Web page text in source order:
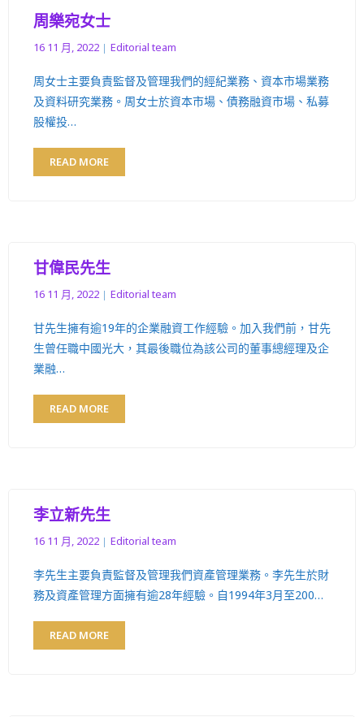
周樂宛女士
16 11 月, 2022 Editorial team
周女士主要負責監督及管理我們的經紀業務、資本市場業務
及資料研究業務。周女士於資本市場、債務融資市場、私募
股權投…
READ MORE
甘偉民先生
16 11 月, 2022 Editorial team
甘先生擁有逾19年的企業融資工作經驗。加入我們前，甘先
生曾任職中國光大，其最後職位為該公司的董事總經理及企
業融…
READ MORE
李立新先生
16 11 月, 2022 Editorial team
李先生主要負責監督及管理我們資產管理業務。李先生於財
務及資產管理方面擁有逾28年經驗。自1994年3月至200…
READ MORE